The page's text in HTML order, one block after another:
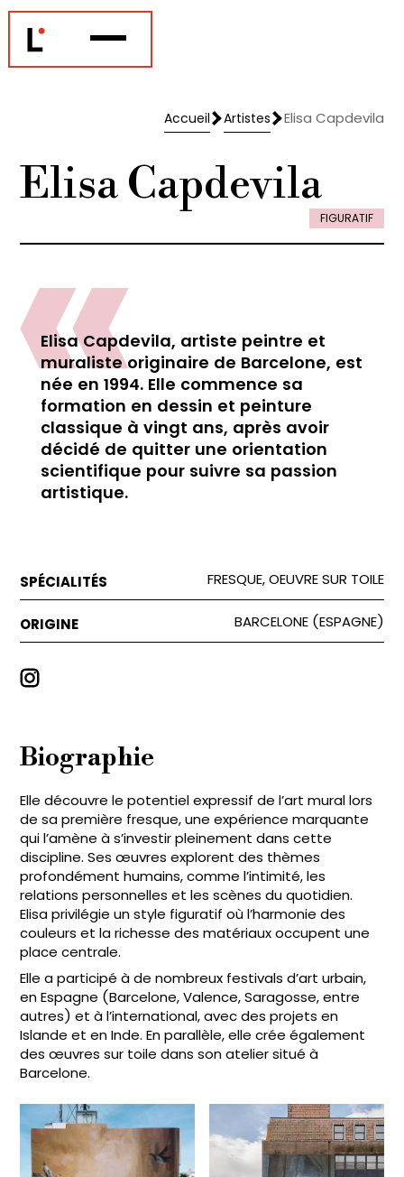
Accueil
Accueil
Artistes
Artistes
Elisa Capdevila
Elisa Capdevila
FIGURATIF
Elisa Capdevila, artiste peintre et
muraliste originaire de Barcelone, est
née en 1994. Elle commence sa
formation en dessin et peinture
classique à vingt ans, après avoir
décidé de quitter une orientation
scientifique pour suivre sa passion
artistique.
SPÉCIALITÉS FRESQUE, OEUVRE SUR TOILE
ORIGINE BARCELONE (ESPAGNE)
Biographie
Elle découvre le potentiel expressif de l’art mural lors
de sa première fresque, une expérience marquante
qui l’amène à s’investir pleinement dans cette
discipline. Ses œuvres explorent des thèmes
profondément humains, comme l’intimité, les
relations personnelles et les scènes du quotidien.
Elisa privilégie un style figuratif où l’harmonie des
couleurs et la richesse des matériaux occupent une
place centrale.
Elle a participé à de nombreux festivals d’art urbain,
en Espagne (Barcelone, Valence, Saragosse, entre
autres) et à l’international, avec des projets en
Islande et en Inde. En parallèle, elle crée également
des œuvres sur toile dans son atelier situé à
Barcelone.